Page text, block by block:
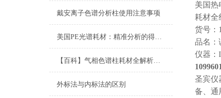
戴安离子色谱分析柱使用注意事项
美国PE光谱耗材：精准分析的得力助手
【百科】气相色谱柱耗材全解析：从固定相到柱材质的选择指南
外标法与内标法的区别
美国热
耗材全
货号：
品名：
仪器：
圣宾仪
备、通